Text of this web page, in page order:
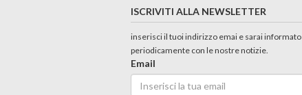
ISCRIVITI ALLA NEWSLETTER
inserisci il tuoi indirizzo emai e sarai informato
periodicamente con le nostre notizie.
Email